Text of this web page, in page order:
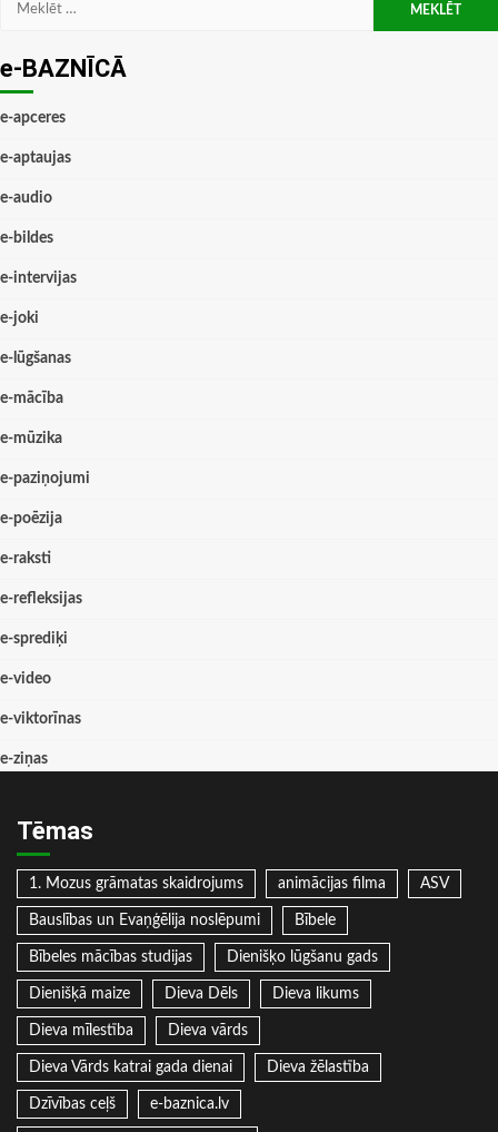
e-BAZNĪCĀ
e-apceres
e-aptaujas
e-audio
e-bildes
e-intervijas
e-joki
e-lūgšanas
e-mācība
e-mūzika
e-paziņojumi
e-poēzija
e-raksti
e-refleksijas
e-sprediķi
e-video
e-viktorīnas
e-ziņas
Tēmas
1. Mozus grāmatas skaidrojums animācijas filma ASV
Bauslības un Evaņģēlija noslēpumi Bībele
Bībeles mācības studijas Dienišķo lūgšanu gads
Dienišķā maize Dieva Dēls Dieva likums
Dieva mīlestība Dieva vārds
Dieva Vārds katrai gada dienai Dieva žēlastība
Dzīvības ceļš e-baznica.lv